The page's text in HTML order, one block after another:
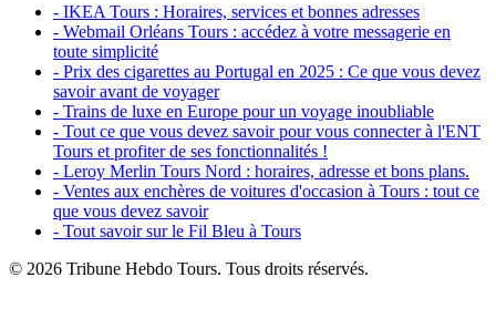
- IKEA Tours : Horaires, services et bonnes adresses
- Webmail Orléans Tours : accédez à votre messagerie en
toute simplicité
- Prix des cigarettes au Portugal en 2025 : Ce que vous devez
savoir avant de voyager
- Trains de luxe en Europe pour un voyage inoubliable
- Tout ce que vous devez savoir pour vous connecter à l'ENT
Tours et profiter de ses fonctionnalités !
- Leroy Merlin Tours Nord : horaires, adresse et bons plans.
- Ventes aux enchères de voitures d'occasion à Tours : tout ce
que vous devez savoir
- Tout savoir sur le Fil Bleu à Tours
© 2026 Tribune Hebdo Tours. Tous droits réservés.